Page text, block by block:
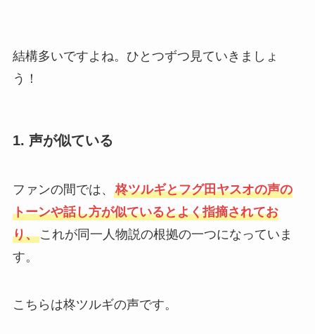
結構多いですよね。ひとつずつ見ていきましょ
う！
1. 声が似ている
ファンの間では、 柊ツルギとフグ田ヤスオの声の
トーンや話し方が似ているとよく指摘されてお
り、これが同一人物説の根拠の一つになっていま
す。
こちらは柊ツルギの声です。